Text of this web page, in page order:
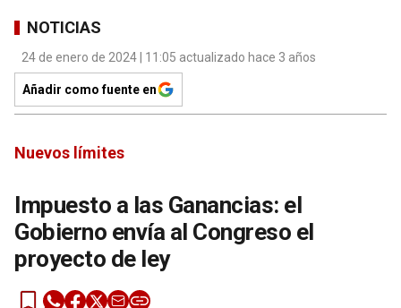
NOTICIAS
24 de enero de 2024 | 11:05 actualizado hace 3 años
Añadir como fuente en
Nuevos límites
Impuesto a las Ganancias: el
Gobierno envía al Congreso el
proyecto de ley